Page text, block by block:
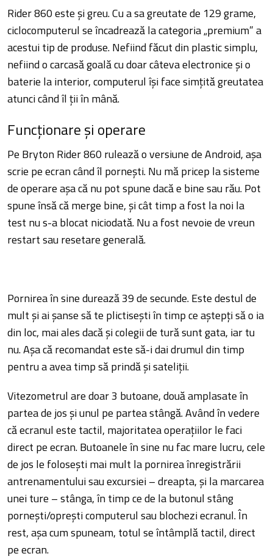
Rider 860 este și greu. Cu a sa greutate de 129 grame,
ciclocomputerul se încadrează la categoria „premium” a
acestui tip de produse. Nefiind făcut din plastic simplu,
nefiind o carcasă goală cu doar câteva electronice și o
baterie la interior, computerul își face simțită greutatea
atunci când îl ții în mână.
Funcționare și operare
Pe Bryton Rider 860 rulează o versiune de Android, așa
scrie pe ecran când îl pornești. Nu mă pricep la sisteme
de operare așa că nu pot spune dacă e bine sau rău. Pot
spune însă că merge bine, și cât timp a fost la noi la
test nu s-a blocat niciodată. Nu a fost nevoie de vreun
restart sau resetare generală.
Pornirea în sine durează 39 de secunde. Este destul de
mult și ai șanse să te plictisești în timp ce aștepți să o ia
din loc, mai ales dacă și colegii de tură sunt gata, iar tu
nu. Așa că recomandat este să-i dai drumul din timp
pentru a avea timp să prindă și sateliții.
Vitezometrul are doar 3 butoane, două amplasate în
partea de jos și unul pe partea stângă. Având în vedere
că ecranul este tactil, majoritatea operațiilor le faci
direct pe ecran. Butoanele în sine nu fac mare lucru, cele
de jos le folosești mai mult la pornirea înregistrării
antrenamentului sau excursiei – dreapta, și la marcarea
unei ture – stânga, în timp ce de la butonul stâng
pornești/oprești computerul sau blochezi ecranul. În
rest, așa cum spuneam, totul se întâmplă tactil, direct
pe ecran.